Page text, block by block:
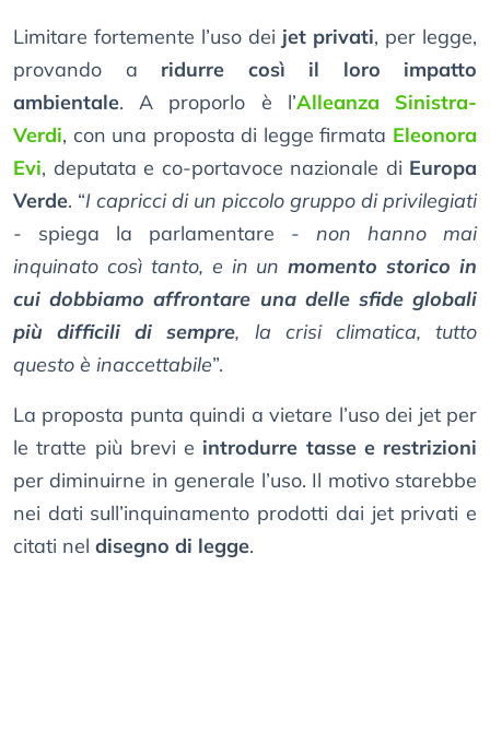
Limitare fortemente l’uso dei jet privati, per legge,
provando a ridurre così il loro impatto
ambientale. A proporlo è l’Alleanza Sinistra-
Verdi, con una proposta di legge firmata Eleonora
Evi, deputata e co-portavoce nazionale di Europa
Verde. “I capricci di un piccolo gruppo di privilegiati
- spiega la parlamentare - non hanno mai
inquinato così tanto, e in unmomento storico in
cui dobbiamo affrontare una delle sfide globali
più difficili di sempre, la crisi climatica, tutto
questo è inaccettabile”.
La proposta punta quindi a vietare l’uso dei jet per
le tratte più brevi e introdurre tasse e restrizioni
per diminuirne in generale l’uso. Il motivo starebbe
nei dati sull’inquinamento prodotti dai jet privati e
citati nel disegno di legge.